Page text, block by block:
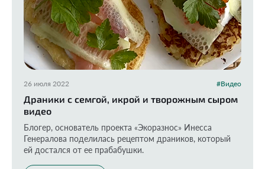
26 июля 2022 #Видео
Драники с семгой, икрой и творожным сыром
видео
Блогер, основатель проекта «Экоразнос» Инесса
Генералова поделилась рецептом драников, который
ей достался от ее прабабушки.